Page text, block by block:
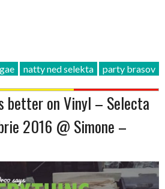
natty ned selekta party brasov
better on Vinyl – Selecta
2016 @ Simone –